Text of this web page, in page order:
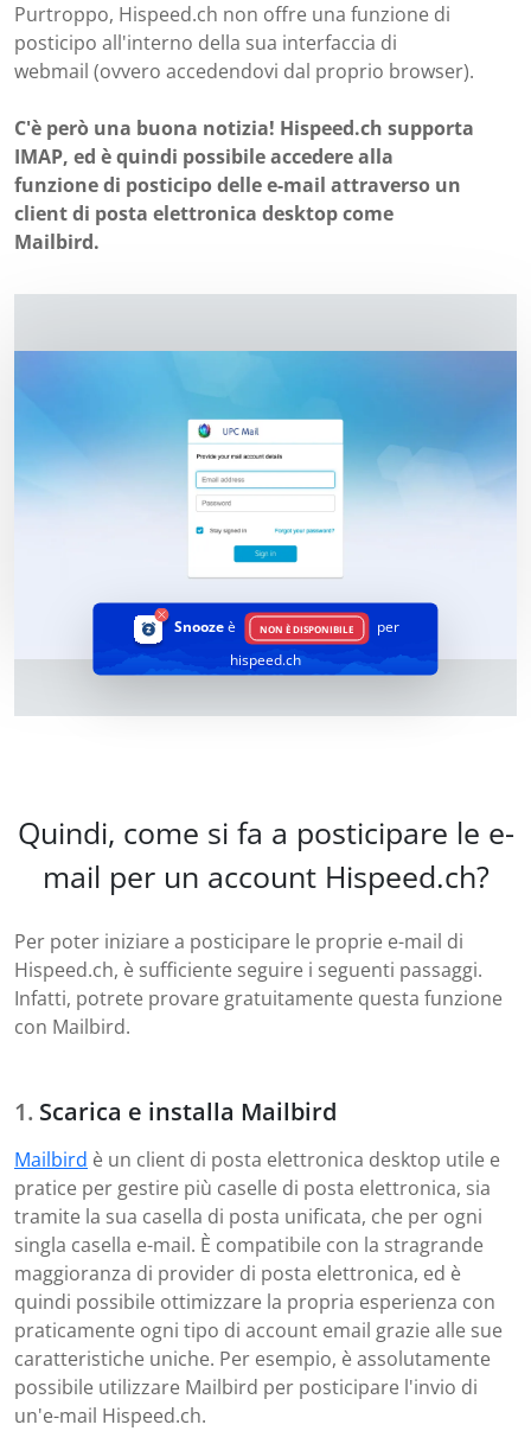
Purtroppo, Hispeed.ch non offre una funzione di
posticipo all'interno della sua interfaccia di
webmail (ovvero accedendovi dal proprio browser).
C'è però una buona notizia! Hispeed.ch supporta
IMAP, ed è quindi possibile accedere alla
funzione di posticipo delle e-mail attraverso un
client di posta elettronica desktop come
Mailbird.
Snoozeè NON È DISPONIBILE
per
hispeed.ch
Quindi, come si fa a posticipare le e-
mail per un account Hispeed.ch?
Per poter iniziare a posticipare le proprie e-mail di
Hispeed.ch, è sufficiente seguire i seguenti passaggi.
Infatti, potrete provare gratuitamente questa funzione
con Mailbird.
Scarica e installa Mailbird
Mailbird è un client di posta elettronica desktop utile e
pratice per gestire più caselle di posta elettronica, sia
tramite la sua casella di posta unificata, che per ogni
singla casella e-mail. È compatibile con la stragrande
maggioranza di provider di posta elettronica, ed è
quindi possibile ottimizzare la propria esperienza con
praticamente ogni tipo di account email grazie alle sue
caratteristiche uniche. Per esempio, è assolutamente
possibile utilizzare Mailbird per posticipare l'invio di
un'e-mail Hispeed.ch.